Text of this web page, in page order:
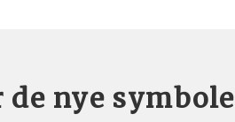
de nye